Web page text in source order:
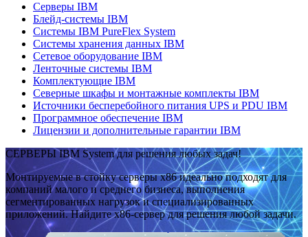
Серверы IBM
Блейд-системы IBM
Системы IBM PureFlex System
Системы хранения данных IBM
Сетевое оборудование IBM
Ленточные системы IBM
Комплектующие IBM
Северные шкафы и монтажные комплекты IBM
Источники бесперебойного питания UPS и PDU IBM
Программное обеспечение IBM
Лицензии и дополнительные гарантии IBM
СЕРВЕРЫ IBM System для решения любых задач!
Монтируемые в стойку серверы x86 идеально подходят для
компаний малого и среднего бизнеса, выполнения
сегментированных нагрузок и специализированных
приложений. Найдите x86-сервер для решения любой задачи.